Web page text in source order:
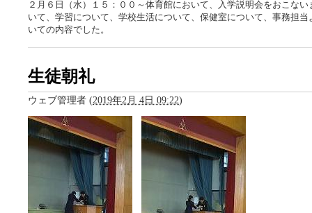
２月６日（水）１５：００～体育館において、入学説明会をおこな
いて、学習について、学校生活について、保健室について、事務担
いての内容でした。
生徒朝礼
ウェブ管理者 (2019年2月 4日 09:22)